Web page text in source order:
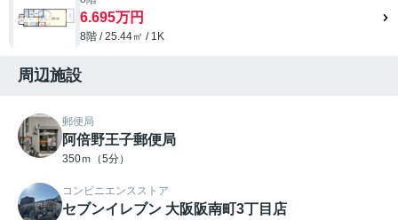
6.695万円
8階 / 25.44㎡ / 1K
周辺施設
郵便局
阿倍野王子郵便局
350ｍ（5分）
コンビニエンスストア
セブンイレブン 大阪阪南町3丁目店